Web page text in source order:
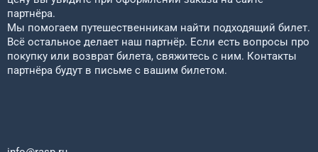
партнёра.
Мы помогаем путешественникам найти подходящий билет.
Всё остальное делает наш партнёр. Если есть вопросы про
покупку или возврат билета, свяжитесь с ним. Контакты
партнёра будут в письме с вашим билетом.